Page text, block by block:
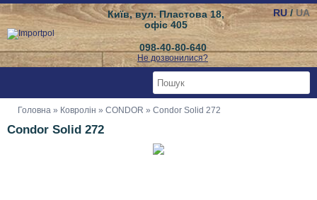
RU / UA
Київ, вул. Пластова 18,
офіс 405
098-40-80-640
Не дозвонилися?
Головна » Ковролін » CONDOR » Condor Solid 272
Condor Solid 272